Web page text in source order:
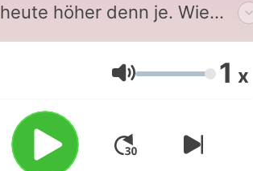
heute höher denn je. Wie
zu zeigen, sich von anderen
abzuheben – und die Herzen
faszinierender Kommunikation
zu erobern? In „120 bpm“ –
Volym 1 x